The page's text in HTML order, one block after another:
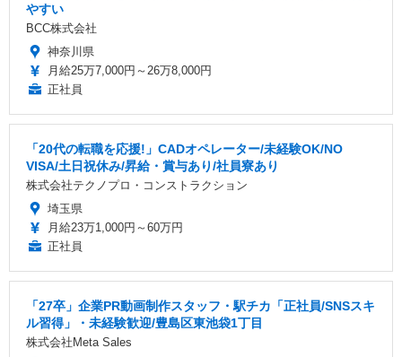
やすい
BCC株式会社
神奈川県
月給25万7,000円～26万8,000円
正社員
「20代の転職を応援!」CADオペレーター/未経験OK/NO
VISA/土日祝休み/昇給・賞与あり/社員寮あり
株式会社テクノプロ・コンストラクション
埼玉県
月給23万1,000円～60万円
正社員
「27卒」企業PR動画制作スタッフ・駅チカ「正社員/SNSスキ
ル習得」・未経験歓迎/豊島区東池袋1丁目
株式会社Meta Sales